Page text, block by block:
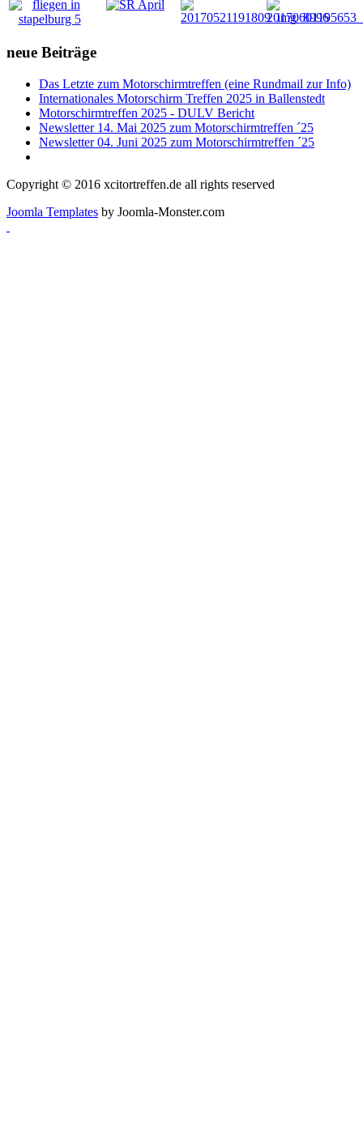
neue Beiträge
Das Letzte zum Motorschirmtreffen (eine Rundmail zur Info)
Internationales Motorschirm Treffen 2025 in Ballenstedt
Motorschirmtreffen 2025 - DULV Bericht
Newsletter 14. Mai 2025 zum Motorschirmtreffen ´25
Newsletter 04. Juni 2025 zum Motorschirmtreffen ´25
Copyright © 2016 xcitortreffen.de all rights reserved
Joomla Templates by Joomla-Monster.com